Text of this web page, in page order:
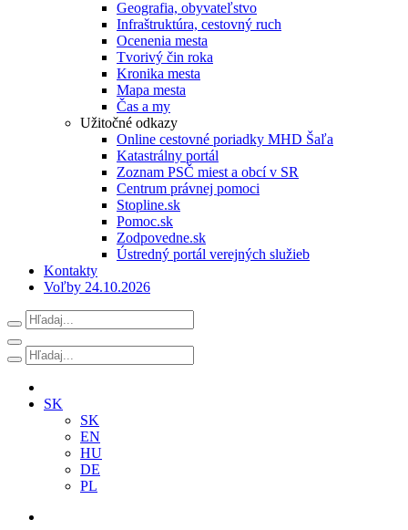
Geografia, obyvateľstvo
Infraštruktúra, cestovný ruch
Ocenenia mesta
Tvorivý čin roka
Kronika mesta
Mapa mesta
Čas a my
Užitočné odkazy
Online cestovné poriadky MHD Šaľa
Katastrálny portál
Zoznam PSČ miest a obcí v SR
Centrum právnej pomoci
Stopline.sk
Pomoc.sk
Zodpovedne.sk
Ústredný portál verejných služieb
Kontakty
Voľby 24.10.2026
SK
SK
EN
HU
DE
PL